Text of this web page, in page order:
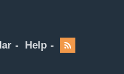
Help